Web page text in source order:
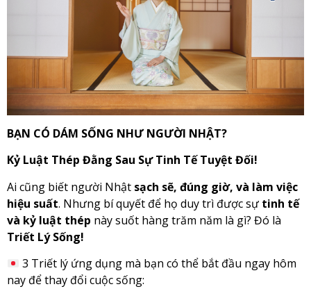
BẠN CÓ DÁM SỐNG NHƯ NGƯỜI NHẬT?
Kỷ Luật Thép Đằng Sau Sự Tinh Tế Tuyệt Đối!
Ai cũng biết người Nhật sạch sẽ, đúng giờ, và làm việc
hiệu suất. Nhưng bí quyết để họ duy trì được sự tinh tế
và kỷ luật thép này suốt hàng trăm năm là gì? Đó là
Triết Lý Sống!
3 Triết lý ứng dụng mà bạn có thể bắt đầu ngay hôm
nay để thay đổi cuộc sống: